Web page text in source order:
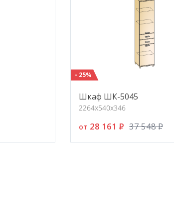
-
годы:
- 25%
Шкаф ШК-5045
2264х540х346
от 28 161 P 37 548P